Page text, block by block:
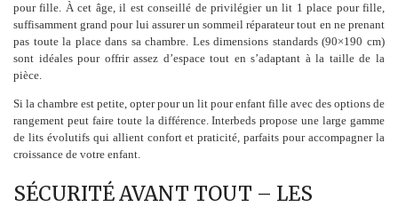
pour fille. À cet âge, il est conseillé de privilégier un lit 1 place pour fille,
suffisamment grand pour lui assurer un sommeil réparateur tout en ne prenant
pas toute la place dans sa chambre. Les dimensions standards (90×190 cm)
sont idéales pour offrir assez d’espace tout en s’adaptant à la taille de la
pièce.
Si la chambre est petite, opter pour un lit pour enfant fille avec des options de
rangement peut faire toute la différence. Interbeds propose une large gamme
de lits évolutifs qui allient confort et praticité, parfaits pour accompagner la
croissance de votre enfant.
SÉCURITÉ AVANT TOUT – LES